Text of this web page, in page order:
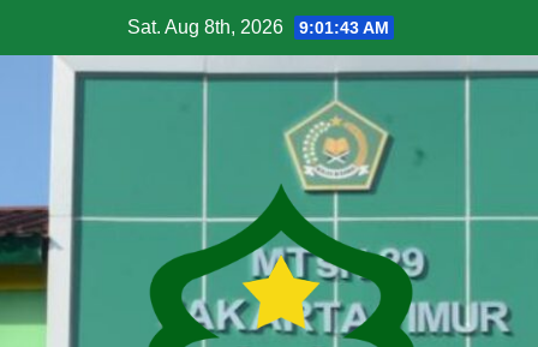
Sat. Aug 8th, 2026 9:01:44 AM